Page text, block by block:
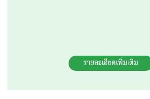
รายละเอียดเพิ่มเติม